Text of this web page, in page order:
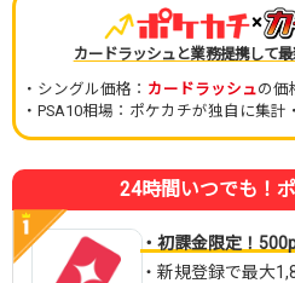
×
カードラッシュと業務提携して
・シングル価格： カードラッシュの価
・PSA10相場：ポケカチが独自に集計
24時間いつでも！
・初課金限定！
・新規登録で最大